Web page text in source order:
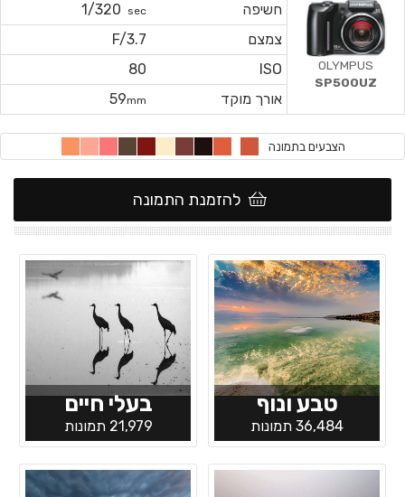
חשיפה sec
1/320
צמצם
F/3.7
ISO
80
אורך מוקד
59mm
OLYMPUS
SP500UZ
הצבעים בתמונה
להזמנת התמונה
טבע ונוף
36,484 תמונות
בעלי חיים
21,979 תמונות